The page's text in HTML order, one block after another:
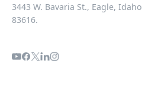
3443 W. Bavaria St., Eagle, Idaho
83616.